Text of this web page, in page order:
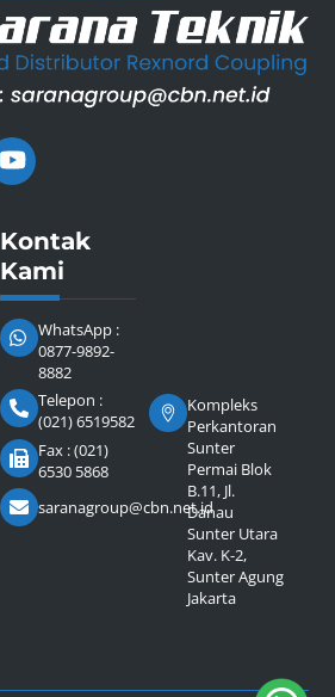
Kontak
Kami
WhatsApp :
0877-9892-
8882
Telepon :
(021) 6519582
Fax : (021)
6530 5868
saranagroup@cbn.net.id
Kompleks
Perkantoran
Sunter
Permai Blok
B.11, Jl.
Danau
Sunter Utara
Kav. K-2,
Sunter Agung
Jakarta